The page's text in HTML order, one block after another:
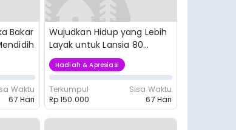
Bakar
Waktu
67 Hari
Wujudkan Hidup yang Lebih
Layak untuk Lansia 80
Tahun
Hadiah & Apresiasi
Terkumpul
Rp 150.000
Sisa Waktu
67 Hari